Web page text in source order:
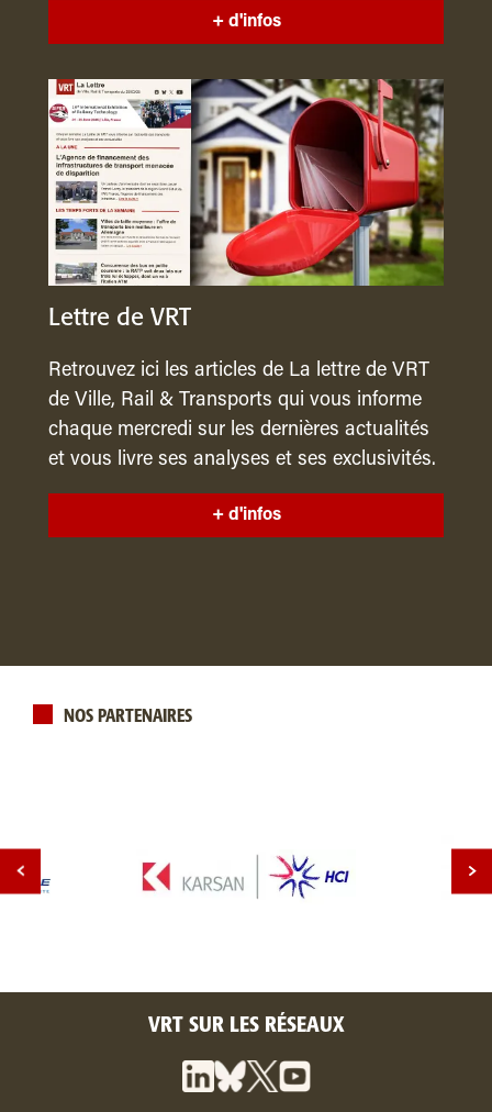
+ d'infos
Lettre de VRT
Retrouvez ici les articles de La lettre de VRT
de Ville, Rail & Transports qui vous informe
chaque mercredi sur les dernières actualités
et vous livre ses analyses et ses exclusivités.
+ d'infos
NOS PARTENAIRES
VRT SUR LES RÉSEAUX